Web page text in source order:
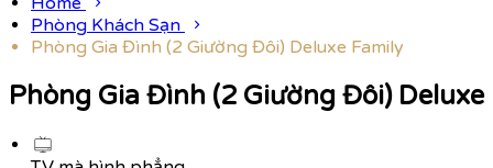
Phòng Khách Sạn
Phòng Gia Đình (2 Giường Đôi) Deluxe Family
Phòng Gia Đình (2 Giường Đôi) Deluxe